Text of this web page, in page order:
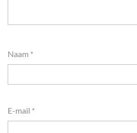
Naam *
E-mail *